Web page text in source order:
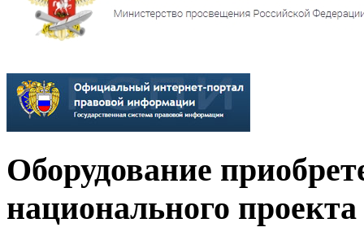
Оборудование
национального